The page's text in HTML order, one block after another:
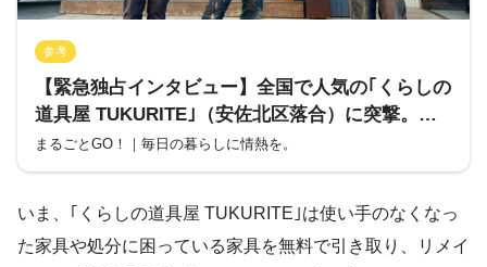
参考
【緊急独占インタビュー】全国で人気の｢くらしの
道具屋 TUKURITE｣（安佐北区落合）に突撃。い
ま家具再生の取り組みに力を入れているらしい。
まるごとGO！｜毎日の暮らしに情熱を。
いま、｢くらしの道具屋 TUKURITE｣は使い手のなくなっ
た家具や処分に困っている家具を無料で引き取り、リメイ